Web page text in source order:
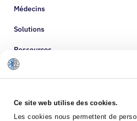
Ce site web utilise des cookies.
Les cookies nous permettent de
Médecins
Solutions
Ressources
À propos de nous